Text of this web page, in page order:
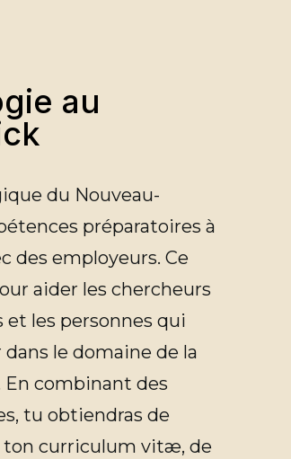
au
du Nouveau-
préparatoires à
des employeurs. Ce
aider les chercheurs
les personnes qui
le domaine de la
combinant des
tu obtiendras de
ton curriculum vitæ, de